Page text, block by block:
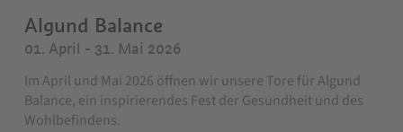
Algund Balance
01. April - 31. Mai 2026
Im April und Mai 2026 öffnen wir unsere Tore für Algund
Balance, ein inspirierendes Fest der Gesundheit und des
Wohlbefindens.